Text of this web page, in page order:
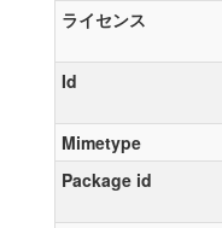
ライセンス
Id
Mimetype
Package id